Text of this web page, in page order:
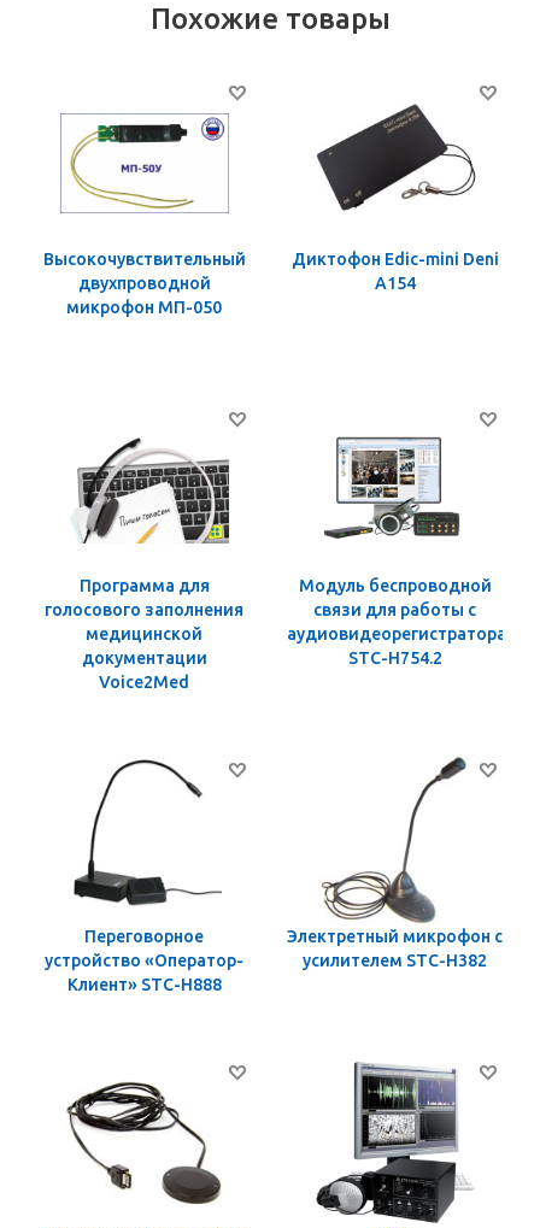
Похожие товары
Высокочувствительный
двухпроводной
микрофон МП-050
Диктофон Edic-mini Deni
A154
Программа для
голосового заполнения
медицинской
документации
Voice2Med
Модуль беспроводной
связи для работы с
аудиовидеорегистраторами
STC-H754.2
Переговорное
устройство «Оператор-
Клиент» STC-H888
Электретный микрофон с
усилителем STC-Н382